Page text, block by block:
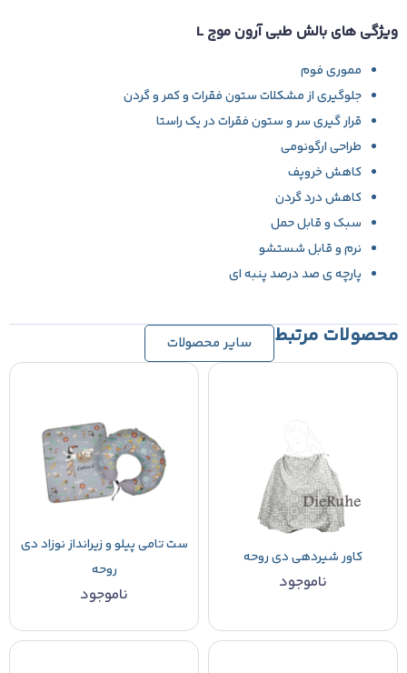
ویژگی های بالش طبی آرون موج L
مموری فوم
جلوگیری از مشکلات ستون فقرات و کمر و گردن
قرار گیری سر و ستون فقرات در یک راستا
طراحی ارگونومی
کاهش خروپف
کاهش درد گردن
سبک و قابل حمل
نرم و قابل شستشو
پارچه ی صد درصد پنبه ای
محصولات مرتبط سایر محصولات
کاور شیردهی دی روحه
ناموجود
ست تامی پیلو و زیرانداز نوزاد دی
روحه
ناموجود